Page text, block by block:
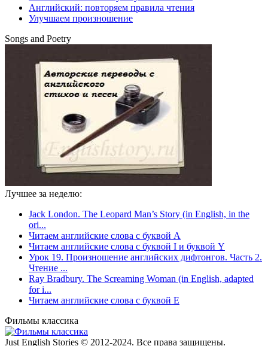
Английский: повторяем правила чтения
Улучшаем произношение
Songs and Poetry
Лучшее за неделю:
Jack London. The Leopard Man’s Story (in English, in the
ori...
Читаем английские слова с буквой A
Читаем английские слова с буквой I и буквой Y
Урок 19. Произношение английских дифтонгов. Часть 2.
Чтение ...
Ray Bradbury. The Screaming Woman (in English, adapted
for i...
Читаем английские слова с буквой E
Фильмы классика
Just English Stories © 2012-2024. Все права защищены.